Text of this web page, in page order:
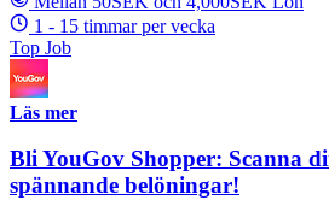
1 - 15 timmar per vecka
Top Job
Läs mer
Bli YouGov Shopper: Scanna
spännande belöningar!